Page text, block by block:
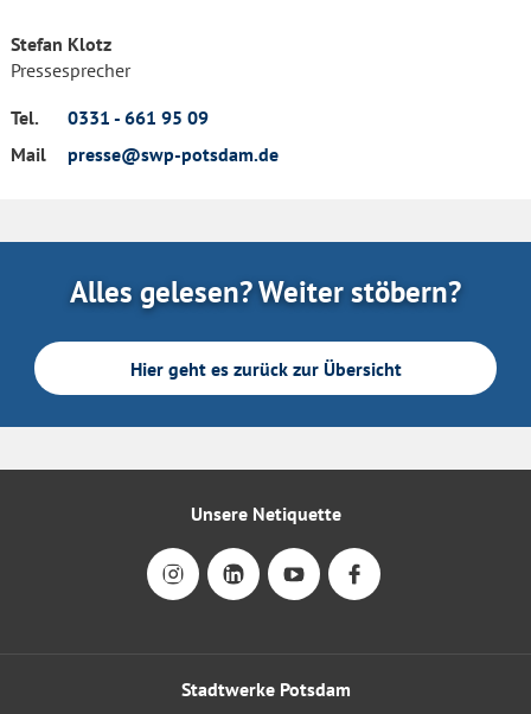
Stefan Klotz
Pressesprecher
Tel.
0331 - 661 95 09
Mail
presse@swp-potsdam.de
Alles gelesen? Weiter stöbern?
Hier geht es zurück zur Übersicht
Stadtwerke Potsdam
Unsere Netiquette